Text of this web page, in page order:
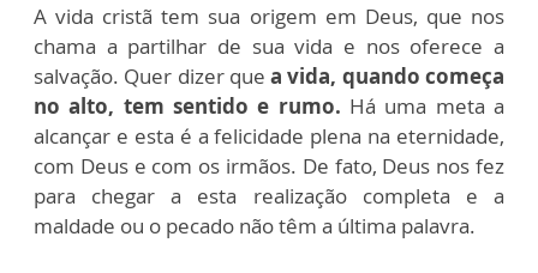
A vida cristã tem sua origem em Deus, que nos
chama a partilhar de sua vida e nos oferece a
salvação. Quer dizer quea vida, quando começa
no alto, tem sentido e rumo. Há uma meta a
alcançar e esta é a felicidade plena na eternidade,
com Deus e com os irmãos. De fato, Deus nos fez
para chegar a esta realização completa e a
maldade ou o pecado não têm a última palavra.